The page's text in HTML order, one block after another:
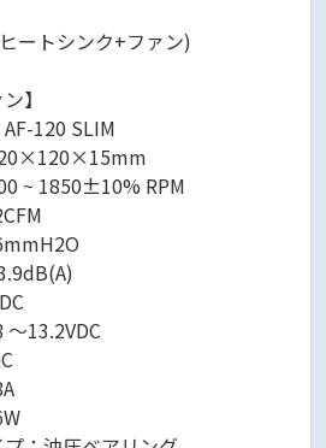
ートシンク+ファン)
】
120 SLIM
~ 1850±10% RPM
13.2VDC